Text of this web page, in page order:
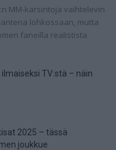
MM-karsintoja vaihtelevin
lohkossaan, mutta
faneilla realistista
TV:stä – näin
2025 – tässä
joukkue